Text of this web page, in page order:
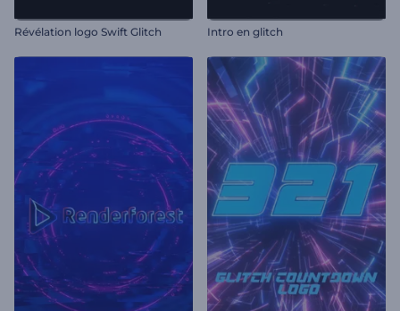
Révélation logo Swift Glitch Intro en glitch